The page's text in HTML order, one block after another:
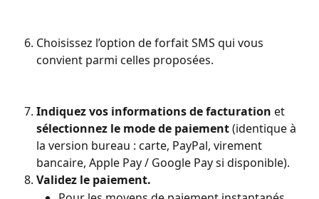
Choisissez l’option de forfait SMS qui vous
convient parmi celles proposées.
Indiquez vos informations de facturation et
sélectionnez le mode de paiement (identique à
la version bureau : carte, PayPal, virement
bancaire, Apple Pay / Google Pay si disponible).
Validez le paiement.